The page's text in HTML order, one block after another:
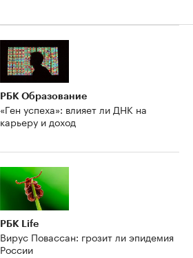
РБК Образование
«Ген успеха»: влияет ли ДНК на
карьеру и доход
РБК Life
Вирус Повассан: грозит ли эпидемия
России